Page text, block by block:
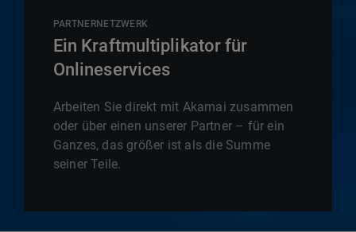
PARTNERNETZWERK
Ein Kraftmultiplikator für
Onlineservices
Arbeiten Sie direkt mit Akamai zusammen
oder über einen unserer Partner – für ein
Ganzes, das größer ist als die Summe
seiner Teile.